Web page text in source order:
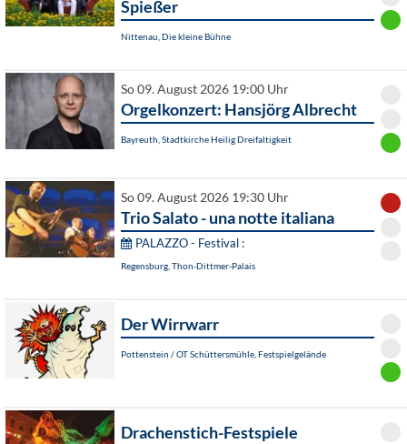
Spießer
Nittenau, Die kleine Bühne
So 09. August 2026 19:00 Uhr
Orgelkonzert: Hansjörg Albrecht
Bayreuth, Stadtkirche Heilig Dreifaltigkeit
So 09. August 2026 19:30 Uhr
Trio Salato - una notte italiana
PALAZZO - Festival :
Regensburg, Thon-Dittmer-Palais
Der Wirrwarr
Pottenstein / OT Schüttersmühle, Festspielgelände
Drachenstich-Festspiele